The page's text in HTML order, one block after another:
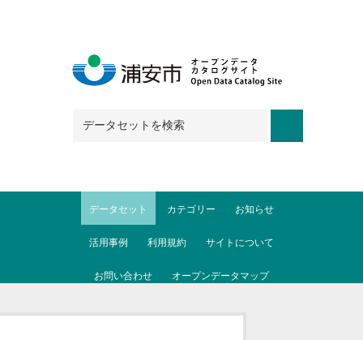
データセット カテゴリー お知らせ
活用事例 利用規約 サイトについて
お問い合わせ オープンデータマップ